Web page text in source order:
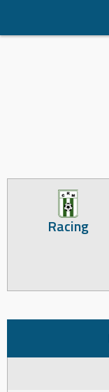
content
Racing